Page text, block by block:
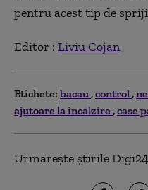
pentru acest tip de
Editor : Liviu Cojan
Etichete: bacau control
ajutoare la incalzire case
Urmărește știrile